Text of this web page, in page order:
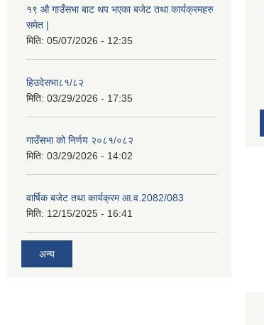
१९ औ गाउँसभा बाट थप भएका बजेट तथा कार्यक्रमहरु
समेत |
मिति: 05/07/2026 - 12:35
हिउदेसभा८१/८२
मिति: 03/29/2026 - 17:35
गाउँसभा को निर्णय २०८१/०८२
मिति: 03/29/2026 - 14:02
वार्षिक बजेट तथा कार्यक्रम आ.व.2082/083
मिति: 12/15/2025 - 16:41
अन्य